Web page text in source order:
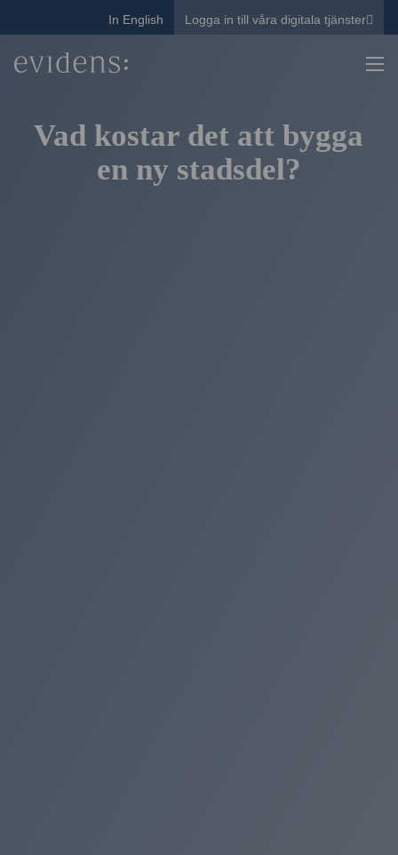
In English Logga in till våra digitala tjänster
Vad kostar det att bygga
en ny stadsdel?